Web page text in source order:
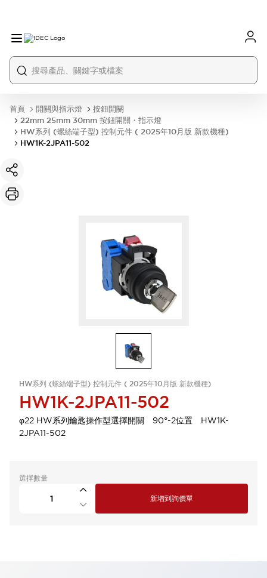
首頁 開關與指示燈
按鈕開關
22mm 25mm 30mm 按鈕開關・指示燈
HW系列 (螺絲端子型) 控制元件 ( 2025年10月版 新款機種)
HW1K-2JPA11-502
HW系列 (螺絲端子型) 控制元件 ( 2025年10月版 新款機種)
HW1K-2JPA11-502
φ22 HW系列鑰匙操作型選擇開關 90°-2位置 HW1K-
2JPA11-502
選擇數量
新增到詢價單